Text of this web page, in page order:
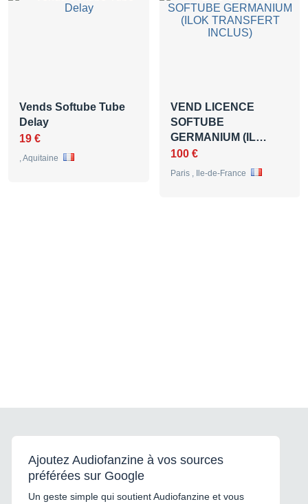
Vends Softube Tube
Delay
19 €
, Aquitaine
VEND LICENCE
SOFTUBE
GERMANIUM (IL…
100 €
Paris , Ile-de-France
Ajoutez Audiofanzine à vos sources
préférées sur Google
Un geste simple qui soutient Audiofanzine et vous